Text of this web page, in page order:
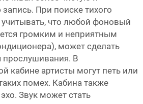
При поиске тихого
что любой фоновый
громким и неприятным
может сделать
прослушивания. В
кабине артисты могут петь или
помех. Кабина также
Звук может стать